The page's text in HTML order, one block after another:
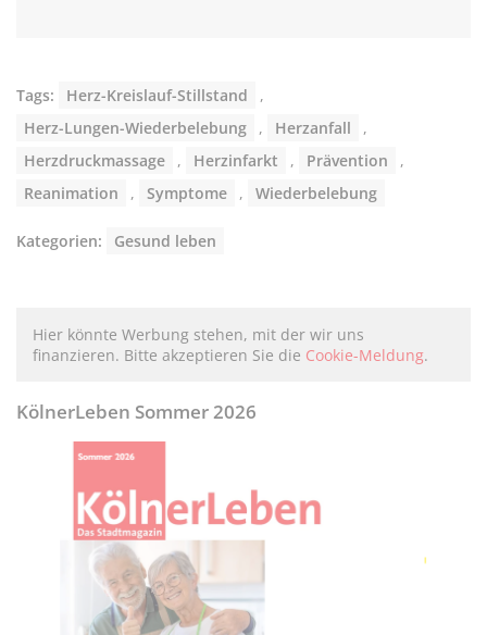
Tags: Herz-Kreislauf-Stillstand
,
Herz-Lungen-Wiederbelebung
, Herzanfall
,
Herzdruckmassage
, Herzinfarkt , Prävention
,
Reanimation
, Symptome , Wiederbelebung
Kategorien: Gesund leben
Hier könnte Werbung stehen, mit der wir uns
finanzieren. Bitte akzeptieren Sie die Cookie-Meldung.
KölnerLeben Sommer 2026